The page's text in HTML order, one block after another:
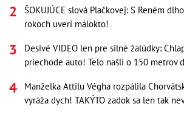
ŠOKUJÚCE slová Plačkovej: S Reném
rokoch uverí málokto!
Desivé VIDEO len pre silné žalúdky:
priechode auto! Telo našli o 150 metrov
Manželka Attilu Végha rozpálila
vyráža dych! TAKÝTO zadok sa len tak